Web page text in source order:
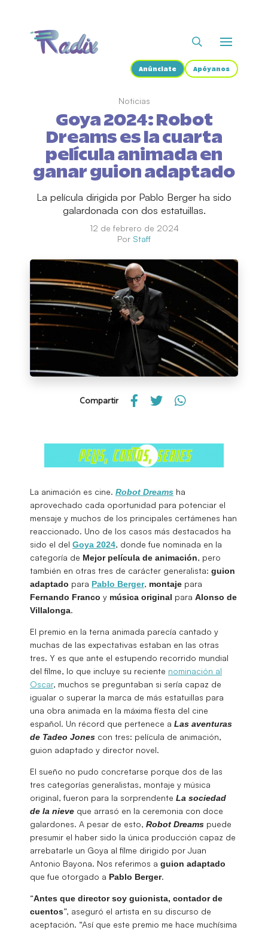
Anúnciate Apóyanos
Noticias
Goya 2024: Robot
Dreams es la cuarta
película animada en
ganar guion adaptado
La película dirigida por Pablo Berger ha sido
galardonada con dos estatuillas.
12 de febrero de 2024
Por Staff
Compartir
La animación es cine. Robot Dreams ha
aprovechado cada oportunidad para potenciar el
mensaje y muchos de los principales certámenes han
reaccionado. Uno de los casos más destacados ha
sido el del Goya 2024, donde fue nominada en la
categoría de Mejor película de animación, pero
también en otras tres de carácter generalista: guion
adaptado para Pablo Berger, montaje para
Fernando Franco y música original para Alonso de
Villalonga.
El premio en la terna animada parecía cantado y
muchas de las expectativas estaban en las otras
tres. Y es que ante el estupendo recorrido mundial
del filme, lo que incluye su reciente nominación al
Oscar, muchos se preguntaban si sería capaz de
igualar o superar la marca de más estatuillas para
una obra animada en la máxima fiesta del cine
español. Un récord que pertenece a Las aventuras
de Tadeo Jones con tres: película de animación,
guion adaptado y director novel.
El sueño no pudo concretarse porque dos de las
tres categorías generalistas, montaje y música
original, fueron para la sorprendente La sociedad
de la nieve que arrasó en la ceremonia con doce
galardones. A pesar de esto, Robot Dreams puede
presumir el haber sido la única producción capaz de
arrebatarle un Goya al filme dirigido por Juan
Antonio Bayona. Nos referimos a guion adaptado
que fue otorgado a Pablo Berger.
“Antes que director soy guionista, contador de
cuentos”, aseguró el artista en su discurso de
aceptación. “Así que este premio me hace muchísima